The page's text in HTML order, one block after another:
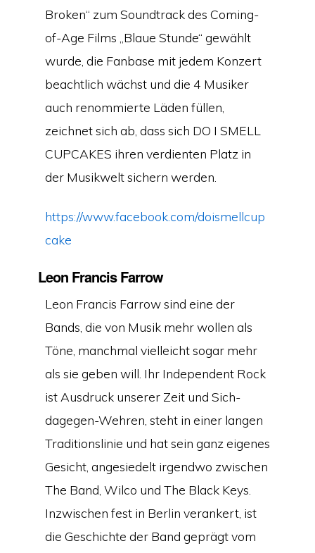
Broken“ zum Soundtrack des Coming-
of-Age Films „Blaue Stunde“ gewählt
wurde, die Fanbase mit jedem Konzert
beachtlich wächst und die 4 Musiker
auch renommierte Läden füllen,
zeichnet sich ab, dass sich DO I SMELL
CUPCAKES ihren verdienten Platz in
der Musikwelt sichern werden.
https://www.facebook.com/doismellcup
cake
Leon Francis Farrow
Leon Francis Farrow sind eine der
Bands, die von Musik mehr wollen als
Töne, manchmal vielleicht sogar mehr
als sie geben will. Ihr Independent Rock
ist Ausdruck unserer Zeit und Sich-
dagegen-Wehren, steht in einer langen
Traditionslinie und hat sein ganz eigenes
Gesicht, angesiedelt irgendwo zwischen
The Band, Wilco und The Black Keys.
Inzwischen fest in Berlin verankert, ist
die Geschichte der Band geprägt vom